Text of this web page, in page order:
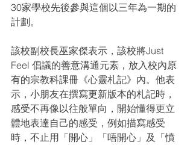
30家學校先後參與這個以三年為一期的
計劃。
該校副校長巫家傑表示，該校將Just
Feel 倡議的善意溝通元素，放入校內原
有的宗教科課冊《心靈札記》內。他表
示，小朋友在撰寫更新版本的札記時，
感受不再像以往般單向，開始懂得更立
體地表達自己的感受，例如描寫感受
時，不止用「開心」「唔開心」及「憤